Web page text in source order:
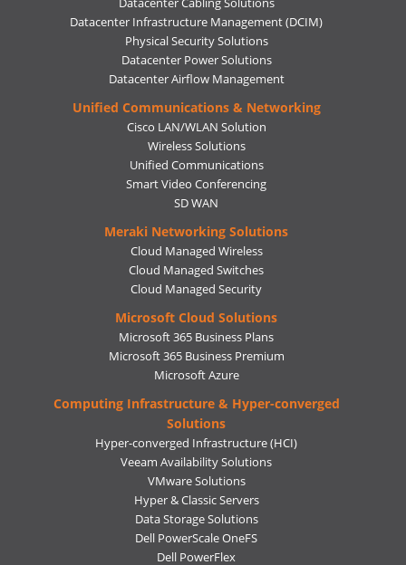
Datacenter Infrastructure Management (DCIM)
Physical Security Solutions
Datacenter Power Solutions
Datacenter Airflow Management
Unified Communications & Networking
Cisco LAN/WLAN Solution
Wireless Solutions
Unified Communications
Smart Video Conferencing
SD WAN
Meraki Networking Solutions
Cloud Managed Wireless
Cloud Managed Switches
Cloud Managed Security
Microsoft Cloud Solutions
Microsoft 365 Business Plans
Microsoft 365 Business Premium
Microsoft Azure
Computing Infrastructure & Hyper-converged
Solutions
Hyper-converged Infrastructure (HCI)
Veeam Availability Solutions
VMware Solutions
Hyper & Classic Servers
Data Storage Solutions
Dell PowerScale OneFS
Dell PowerFlex